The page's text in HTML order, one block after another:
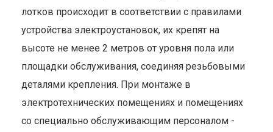
лотков происходит в соответствии с правилами
устройства электроустановок, их крепят на
высоте не менее 2 метров от уровня пола или
площадки обслуживания, соединяя резьбовыми
деталями крепления. При монтаже в
электротехнических помещениях и помещениях
со специально обслуживающим персоналом -